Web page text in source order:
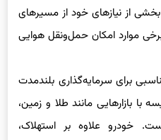
بخشی از نیازهای خود از مسیرهای
موارد امکان حمل‌ونقل هوایی
برای سرمایه‌گذاری بلندمدت
با بازارهایی مانند طلا و زمین،
خودرو علاوه بر استهلاک،